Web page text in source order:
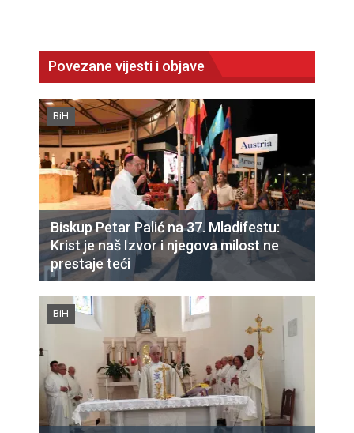
Povezane vijesti i objave
BiH
Biskup Petar Palić na 37. Mladifestu:
Krist je naš Izvor i njegova milost ne
prestaje teći
BiH